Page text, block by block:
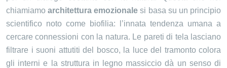
chiamiamoarchitettura emozionale si basa su un principio
scientifico noto come biofilia: l’innata tendenza umana a
cercare connessioni con la natura. Le pareti di tela lasciano
filtrare i suoni attutiti del bosco, la luce del tramonto colora
gli interni e la struttura in legno massiccio dà un senso di